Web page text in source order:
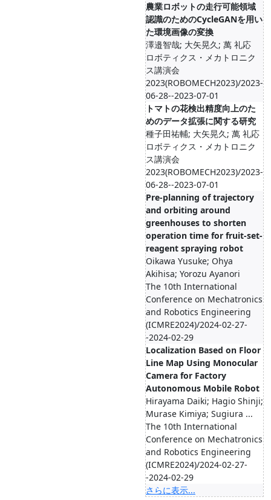
農業ロボットの走行可能領域
認識のためのCycleGANを用い
た環境画像の変換
澤邉智哉; 大矢晃久; 萬 礼応
ロボティクス・メカトロニク
ス講演会
2023(ROBOMECH2023)/2023-
06-28--2023-07-01
トマトの花検出精度向上のた
めのデータ拡張に関する研究
種子田祐輔; 大矢晃久; 萬 礼応
ロボティクス・メカトロニク
ス講演会
2023(ROBOMECH2023)/2023-
06-28--2023-07-01
Pre-planning of trajectory
and orbiting around
greenhouses to shorten
operation time for fruit-set-
reagent spraying robot
Oikawa Yusuke; Ohya
Akihisa; Yorozu Ayanori
The 10th International
Conference on Mechatronics
and Robotics Engineering
(ICMRE2024)/2024-02-27-
-2024-02-29
Localization Based on Floor
Line Map Using Monocular
Camera for Factory
Autonomous Mobile Robot
Hirayama Daiki; Hagio Shinji;
Murase Kimiya; Sugiura ...
The 10th International
Conference on Mechatronics
and Robotics Engineering
(ICMRE2024)/2024-02-27-
-2024-02-29
さらに表示...